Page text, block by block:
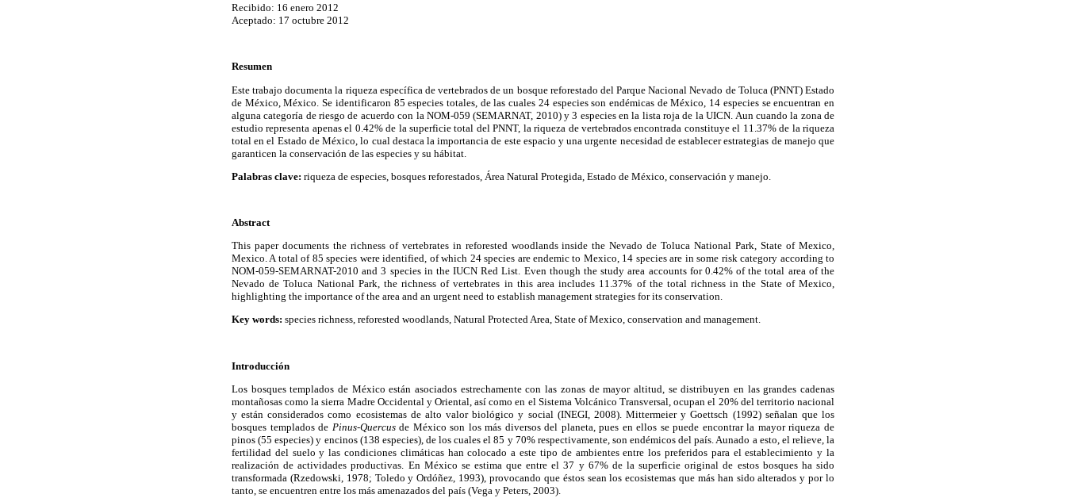
Recibido: 16 enero 2012
Aceptado: 17 octubre 2012
Resumen
Este trabajo documenta la riqueza específica de vertebrados de un bosque reforestado del Parque Nacional Nevado de Toluca (PNNT) Estado
de México, México. Se identificaron 85 especies totales, de las cuales 24 especies son endémicas de México, 14 especies se encuentran en
alguna categoría de riesgo de acuerdo con la NOM-059 (SEMARNAT, 2010) y 3 especies en la lista roja de la UICN. Aun cuando la zona de
estudio representa apenas el 0.42% de la superficie total del PNNT, la riqueza de vertebrados encontrada constituye el 11.37% de la riqueza
total en el Estado de México, lo cual destaca la importancia de este espacio y una urgente necesidad de establecer estrategias de manejo que
garanticen la conservación de las especies y su hábitat.
Palabras clave: riqueza de especies, bosques reforestados, Área Natural Protegida, Estado de México, conservación y manejo.
Abstract
This paper documents the richness of vertebrates in reforested woodlands inside the Nevado de Toluca National Park, State of Mexico,
Mexico. A total of 85 species were identified, of which 24 species are endemic to Mexico, 14 species are in some risk category according to
NOM-059-SEMARNAT-2010 and 3 species in the IUCN Red List. Even though the study area accounts for 0.42% of the total area of the
Nevado de Toluca National Park, the richness of vertebrates in this area includes 11.37% of the total richness in the State of Mexico,
highlighting the importance of the area and an urgent need to establish management strategies for its conservation.
Key words: species richness, reforested woodlands, Natural Protected Area, State of Mexico, conservation and management.
Introducción
Los bosques templados de México están asociados estrechamente con las zonas de mayor altitud, se distribuyen en las grandes cadenas
montañosas como la sierra Madre Occidental y Oriental, así como en el Sistema Volcánico Transversal, ocupan el 20% del territorio nacional
y están considerados como ecosistemas de alto valor biológico y social (INEGI, 2008). Mittermeier y Goettsch (1992) señalan que los
bosques templados de Pinus-Quercusde México son los más diversos del planeta, pues en ellos se puede encontrar la mayor riqueza de
pinos (55 especies) y encinos (138 especies), de los cuales el 85 y 70% respectivamente, son endémicos del país. Aunado a esto, el relieve, la
fertilidad del suelo y las condiciones climáticas han colocado a este tipo de ambientes entre los preferidos para el establecimiento y la
realización de actividades productivas. En México se estima que entre el 37 y 67% de la superficie original de estos bosques ha sido
transformada (Rzedowski, 1978; Toledo y Ordóñez, 1993), provocando que éstos sean los ecosistemas que más han sido alterados y por lo
tanto, se encuentren entre los más amenazados del país (Vega y Peters, 2003).